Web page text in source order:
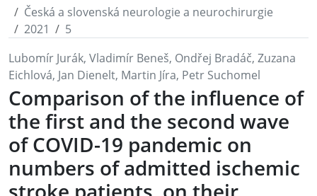
Česká a slovenská neurologie a neurochirurgie
2021
5
Lubomír Jurák, Vladimír Beneš, Ondřej Bradáč, Zuzana
Eichlová, Jan Dienelt, Martin Jíra, Petr Suchomel
Comparison of the influence of
the first and the second wave
of COVID-19 pandemic on
numbers of admitted ischemic